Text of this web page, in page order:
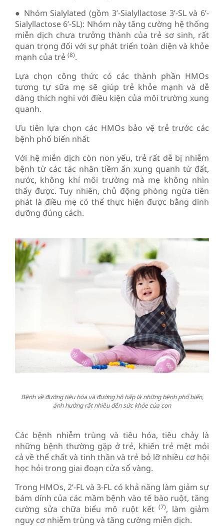
● Nhóm Sialylated (gồm 3’-Sialyllactose 3’-SL và 6’-
Sialyllactose 6’-SL): Nhóm này tăng cường hệ thống
miễn dịch chưa trưởng thành của trẻ sơ sinh, rất
quan trọng đối với sự phát triển toàn diện và khỏe
mạnh của trẻ (8).
Lựa chọn công thức có các thành phần HMOs
tương tự sữa mẹ sẽ giúp trẻ khỏe mạnh và dễ
dàng thích nghi với điều kiện của môi trường xung
quanh.
Ưu tiên lựa chọn các HMOs bảo vệ trẻ trước các
bệnh phổ biến nhất
Với hệ miễn dịch còn non yếu, trẻ rất dễ bị nhiễm
bệnh từ các tác nhân tiềm ẩn xung quanh từ đất,
nước, không khí môi trường mà mẹ không nhìn
thấy được. Tuy nhiên, chủ động phòng ngừa tiên
phát là điều mẹ có thể thực hiện được bằng dinh
dưỡng đúng cách.
Bệnh về đường tiêu hóa và đường hô hấp là những bệnh phổ biến,
ảnh hưởng rất nhiều đến sức khỏe của con
Các bệnh nhiễm trùng và tiêu hóa, tiêu chảy là
những bệnh thường gặp ở trẻ, khiến trẻ mệt mỏi
cả về thể chất và tinh thần và trẻ bỏ lỡ nhiều cơ hội
học hỏi trong giai đoạn cửa sổ vàng.
Trong HMOs, 2’-FL và 3-FL có khả năng làm giảm sự
bám dính của các mầm bệnh vào tế bào ruột, tăng
cường sửa chữa biểu mô ruột kết (7), làm giảm
nguy cơ nhiễm trùng và tăng cường miễn dịch.